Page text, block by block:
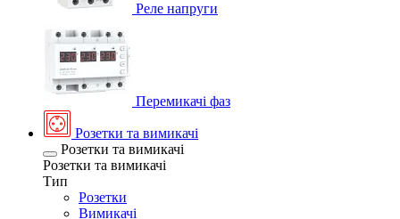
Реле напруги
Перемикачі фаз
Розетки та вимикачі
Розетки та вимикачі
Розетки та вимикачі
Тип
Розетки
Вимикачі